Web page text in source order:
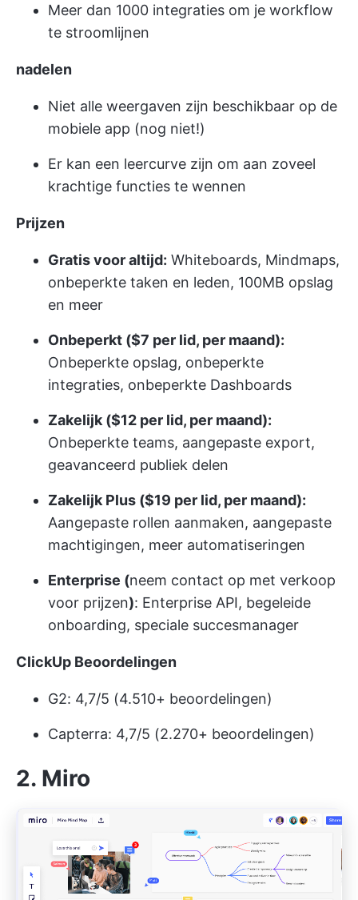
Meer dan 1000 integraties om je workflow
te stroomlijnen
nadelen
Niet alle weergaven zijn beschikbaar op de
mobiele app (nog niet!)
Er kan een leercurve zijn om aan zoveel
krachtige functies te wennen
Prijzen
Gratis voor altijd: Whiteboards, Mindmaps,
onbeperkte taken en leden, 100MB opslag
en meer
Onbeperkt ($7 per lid, per maand):
Onbeperkte opslag, onbeperkte
integraties, onbeperkte Dashboards
Zakelijk ($12 per lid, per maand):
Onbeperkte teams, aangepaste export,
geavanceerd publiek delen
Zakelijk Plus ($19 per lid, per maand):
Aangepaste rollen aanmaken, aangepaste
machtigingen, meer automatiseringen
Enterprise (neem contact op met verkoop
voor prijzen): Enterprise API, begeleide
onboarding, speciale succesmanager
ClickUp Beoordelingen
G2: 4,7/5 (4.510+ beoordelingen)
Capterra: 4,7/5 (2.270+ beoordelingen)
2. Miro